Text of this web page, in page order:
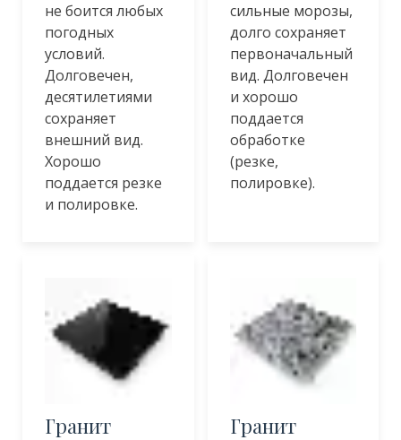
не боится любых
погодных
условий.
Долговечен,
десятилетиями
сохраняет
внешний вид.
Хорошо
поддается резке
и полировке.
сильные морозы,
долго сохраняет
первоначальный
вид. Долговечен
и хорошо
поддается
обработке
(резке,
полировке).
Гранит
Гранит